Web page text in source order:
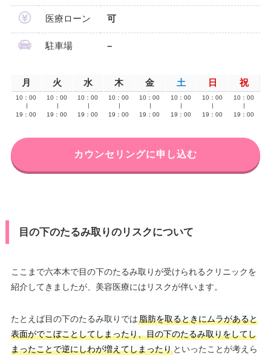
医療ローン 可
駐車場 –
月 火 水 木 金 土 日 祝
10：00
19：00
10：00
19：00
10：00
19：00
10：00
19：00
10：00
19：00
10：00
19：00
10：00
19：00
10：00
19：00
カウンセリングに申し込む
目の下のたるみ取りのリスクについて
ここまで六本木で目の下のたるみ取りが受けられるクリニックを
紹介してきましたが、美容医療にはリスクが伴います。
たとえば目の下のたるみ取りでは脂肪を取るときにムラがあると
表面がでこぼことしてしまったり、目の下のたるみ取りをしてし
まったことで逆にしわが増えてしまったりといったことが考えら